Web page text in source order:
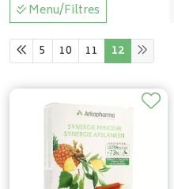
Menu/Filtres
5 10 11 12